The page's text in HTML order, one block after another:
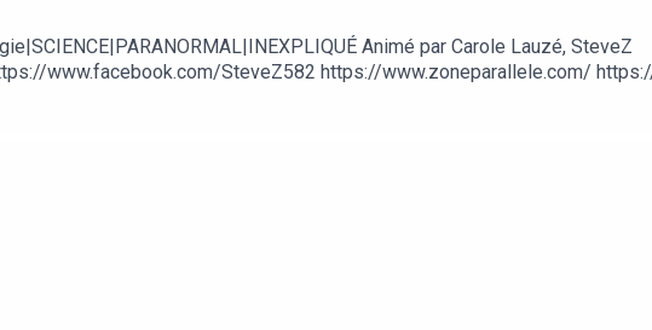
Animé par Carole Lauzé, SteveZ
www.facebook.com/SteveZ582 https://www.zoneparallele.com/